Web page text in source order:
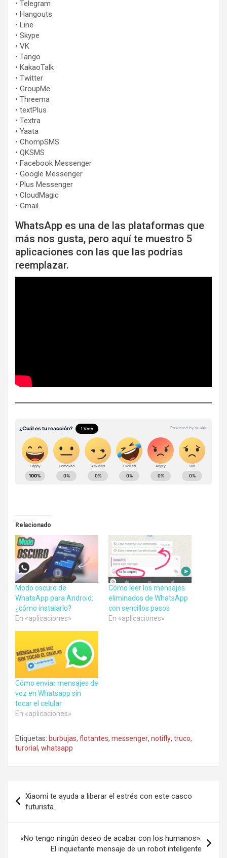
• Telegram
• Hangouts
• Line
• Skype
• VK
• Tango
• KakaoTalk
• Twitter
• GroupMe
• Threema
• textPlus
• Textra
• Yaata
• ChompSMS
• QKSMS
• Facebook Messenger
• Google Messenger
• Plus Messenger
• CloudMagic
• Gmail
WhatsApp es una de las plataformas que
más nos gusta, pero aquí te muestro 5
aplicaciones con las que las podrías
reemplazar.
Relacionado
Modo oscuro de
WhatsApp para Android:
¿cómo instalarlo?
En «aplicaciones»
Cómo leer los mensajes
eliminados de WhatsApp
con sencillos pasos
En «aplicaciones»
Cómo enviar mensajes de
voz en Whatsapp sin
tocar el celular
En «aplicaciones»
Etiquetas: burbujas, flotantes, messenger, notifly, truco,
turorial, whatsapp
de
entradas
Xiaomi te ayuda a liberar el estrés con este casco
futurista.
«No tengo ningún deseo de acabar con los humanos».
El inquietante mensaje de un robot inteligente